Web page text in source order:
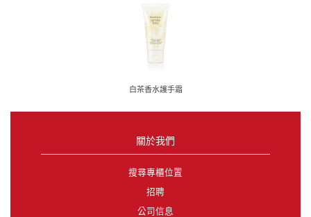
白茶香水護手霜
關於我們
搜尋專櫃位置
招聘
公司信息